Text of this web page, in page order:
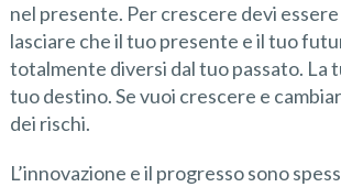
nel presente. Per crescere devi
lasciare che il tuo presente e il tuo
totalmente diversi dal tuo passato. La
tuo destino. Se vuoi crescere e
dei rischi.
L’innovazione e il progresso sono